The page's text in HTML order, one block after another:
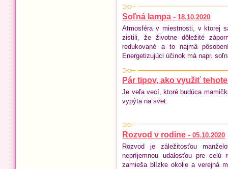
Soľná lampa - 18.10.2020
Atmosféra v miestnosti, v ktorej
zistili, že životne dôležité
redukované a to najmä
Energetizujúci účinok má napr.
Pár tipov, ako využiť
Je veľa vecí, ktoré budúca
vypýta na svet.
Rozvod v rodine -05.10.2020
Rozvod je záležitosťou
nepríjemnou udalosťou pre
zamieša blízke okolie a verejná